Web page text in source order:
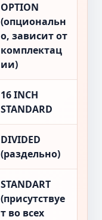
OPTION
(опциональн
о, зависит от
комплектац
ии)
16 INCH
STANDARD
DIVIDED
(раздельно)
STANDART
(присутствуе
т во всех